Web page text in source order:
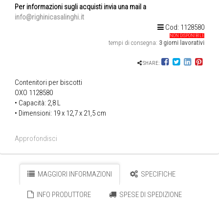
Per informazioni sugli acquisti invia una mail a
info@righinicasalinghi.it
Cod: 1128580
NON DISPONIBILE
tempi di consegna: 3 giorni lavorativi
SHARE:
Contenitori per biscotti
OXO 1128580
• Capacità: 2,8 L
• Dimensioni: 19 x 12,7 x 21,5 cm
Approfondisci
MAGGIORI INFORMAZIONI SPECIFICHE
INFO PRODUTTORE SPESE DI SPEDIZIONE